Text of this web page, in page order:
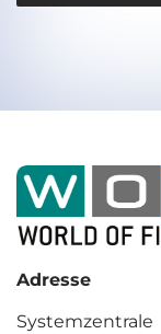
Adresse
Systemzentrale